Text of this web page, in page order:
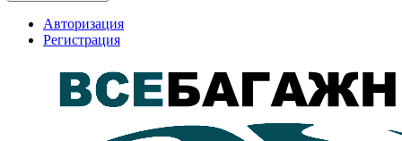
Авторизация
Регистрация